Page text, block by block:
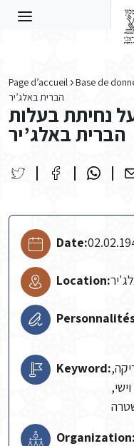
Page d’accueil Base de
הברית באלג’יר
נחיתת בעלות
הברית באלג’יר
Date:
Location:
Keyword:
Organization: